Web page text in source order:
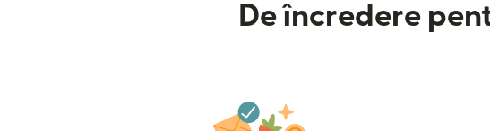
De încredere